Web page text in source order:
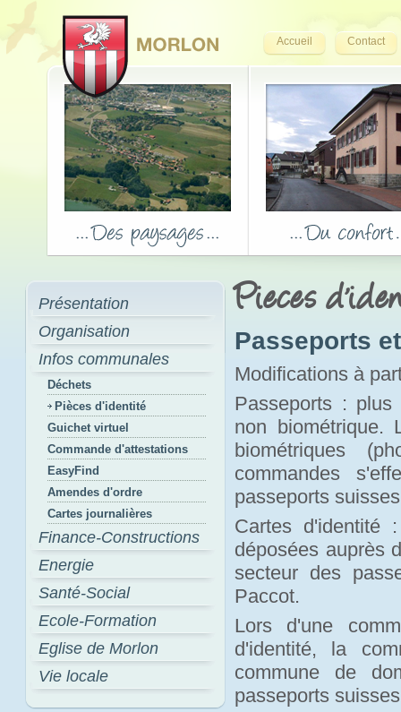
Accueil Contact
Présentation
Organisation
Infos communales
Déchets
Pièces d'identité
Guichet virtuel
Commande d'attestations
EasyFind
Amendes d'ordre
Cartes journalières
Finance-Constructions
Energie
Santé-Social
Ecole-Formation
Eglise de Morlon
Vie locale
Pieces
Passeports
Modifications à
Passeports : plus
non biométrique.
biométriques
commandes
passeports
Cartes d'identité
déposées auprès
secteur des
Paccot.
Lors d'une
d'identité, la
commune de
passeports